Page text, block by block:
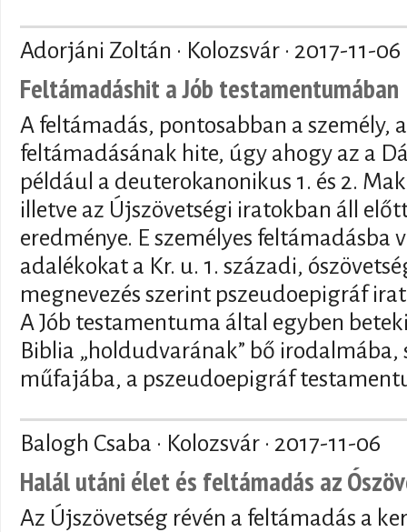
Adorjáni Zoltán · Kolozsvár · 2017-11-06
Feltámadáshit a Jób testamentumában
A feltámadás, pontosabban a személy,
feltámadásának hite, úgy ahogy az a
például a deuterokanonikus 1. és 2.
illetve az Újszövetségi iratokban áll
eredménye. E személyes
adalékokat a Kr. u. 1. századi,
megnevezés szerint pszeudoepigráf
A Jób testamentuma által egyben
Biblia „holdudvarának” bő
műfajába, a pszeudoepigráf
Balogh Csaba · Kolozsvár · 2017-11-06
Halál utáni élet és feltámadás az
Az Újszövetség révén a feltámadás a